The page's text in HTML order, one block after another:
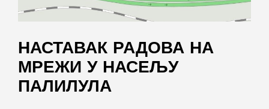
НАСТАВАК РАДОВА НА
МРЕЖИ У НАСЕЉУ
ПАЛИЛУЛА